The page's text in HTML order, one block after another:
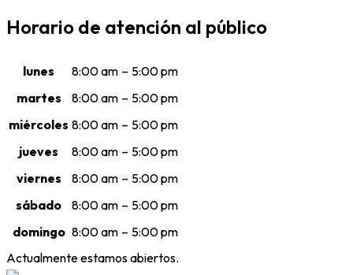
Horario de atención al público
lunes 8:00 am – 5:00 pm
martes
8:00 am – 5:00 pm
miércoles 8:00 am – 5:00 pm
jueves
8:00 am – 5:00 pm
viernes
8:00 am – 5:00 pm
sábado
8:00 am – 5:00 pm
domingo 8:00 am – 5:00 pm
Actualmente estamos abiertos.